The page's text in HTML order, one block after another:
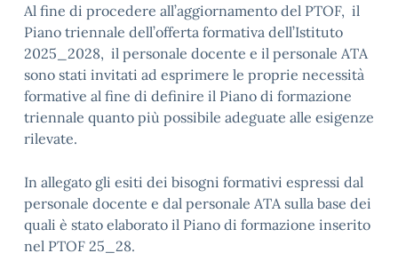
Al fine di procedere all’aggiornamento del PTOF, il
Piano triennale dell’offerta formativa dell’Istituto
2025_2028, il personale docente e il personale ATA
sono stati invitati ad esprimere le proprie necessità
formative al fine di definire il Piano di formazione
triennale quanto più possibile adeguate alle esigenze
rilevate.
In allegato gli esiti dei bisogni formativi espressi dal
personale docente e dal personale ATA sulla base dei
quali è stato elaborato il Piano di formazione inserito
nel PTOF 25_28.